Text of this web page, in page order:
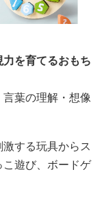
を育てるおもち
葉の理解・想像
する玩具からス
遊び、ボードゲ